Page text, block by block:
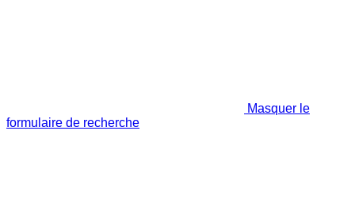
Masquer le
formulaire de recherche